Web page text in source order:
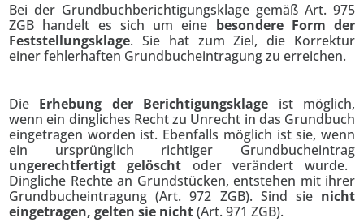
Bei der Grundbuchberichtigungsklage gemäß Art. 975
ZGB handelt es sich um eine besondere Form der
Feststellungsklage. Sie hat zum Ziel, die Korrektur
einer fehlerhaften Grundbucheintragung zu erreichen.
Die Erhebung der Berichtigungsklage ist möglich,
wenn ein dingliches Recht zu Unrecht in das Grundbuch
eingetragen worden ist. Ebenfalls möglich ist sie, wenn
ein ursprünglich richtiger Grundbucheintrag
ungerechtfertigt gelöscht oder verändert wurde.
Dingliche Rechte an Grundstücken, entstehen mit ihrer
Grundbucheintragung (Art. 972 ZGB). Sind sie nicht
eingetragen, gelten sie nicht(Art. 971 ZGB).